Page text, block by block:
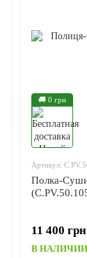
🚚 0 грн
Артикул:
Полка-
11 400 грн
В НАЛИЧИИ